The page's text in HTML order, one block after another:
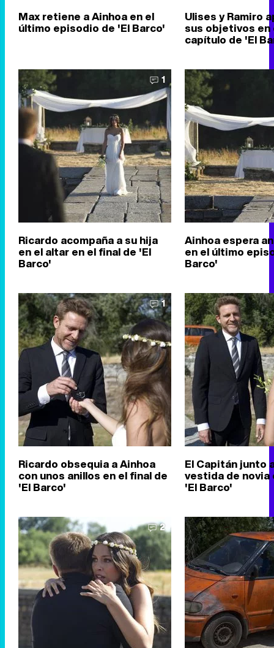
Max retiene a Ainhoa en el
último episodio de 'El Barco'
Ulises y Ramiro
sus objetivos en
capítulo de 'El
1
Ricardo acompaña a su hija
en el altar en el final de 'El
Barco'
Ainhoa espera
en el último
Barco'
1
Ricardo obsequia a Ainhoa
con unos anillos en el final de
'El Barco'
El Capitán junto
vestida de novia
'El Barco'
2